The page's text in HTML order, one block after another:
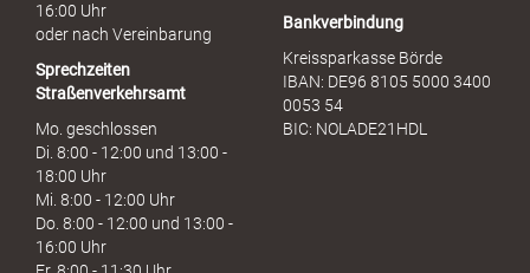
16:00 Uhr
oder nach Vereinbarung
Sprechzeiten
Straßenverkehrsamt
Mo. geschlossen
Di. 8:00 - 12:00 und 13:00 -
18:00 Uhr
Mi. 8:00 - 12:00 Uhr
Do. 8:00 - 12:00 und 13:00 -
16:00 Uhr
Bankverbindung
Kreissparkasse Börde
IBAN: DE96 8105 5000 3400
0053 54
BIC: NOLADE21HDL